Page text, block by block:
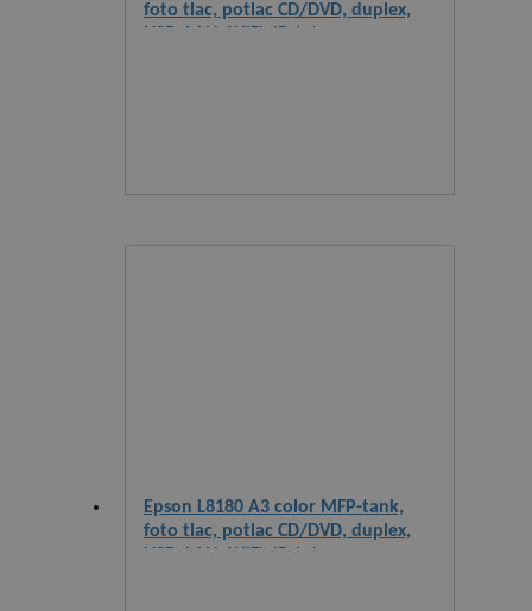
foto tlac, potlac CD/DVD, duplex,
Epson L8180 A3 color MFP-tank,
foto tlac, potlac CD/DVD, duplex,